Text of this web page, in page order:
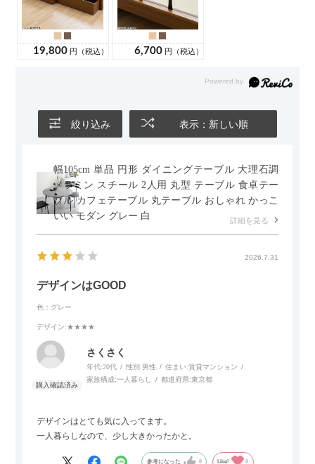
絞り込み 表示：新しい順
幅105cm 単品 円形 ダイニングテーブル 大理石調
メラミン スチール 2人用 丸型 テーブル 食卓テー
ブル カフェテーブル 丸テーブル おしゃれ かっこ
いい モダン グレー 白
詳細を見る
2026.7.31
デザインはGOOD
色：グレー
デザイン:★★★★
さくさく
年代:20代 性別:男性 住まい:賃貸マンション
家族構成:一人暮らし 都道府県:東京都
デザインはとても気に入ってます。
一人暮らしなので、少し大きかったかと。
参考になった 0 Like! 0